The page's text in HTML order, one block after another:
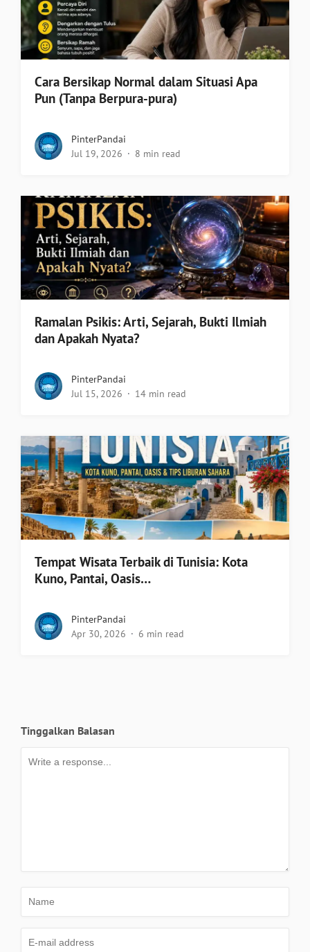
Cara Bersikap Normal dalam Situasi Apa
Pun (Tanpa Berpura-pura)
PinterPandai
Jul 19, 2026
8 min read
Ramalan Psikis: Arti, Sejarah, Bukti Ilmiah
dan Apakah Nyata?
PinterPandai
Jul 15, 2026
14 min read
Tempat Wisata Terbaik di Tunisia: Kota
Kuno, Pantai, Oasis…
PinterPandai
Apr 30, 2026
6 min read
Tinggalkan Balasan